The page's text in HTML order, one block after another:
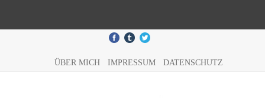
ÜBER MICH IMPRESSUM DATENSCHUTZ